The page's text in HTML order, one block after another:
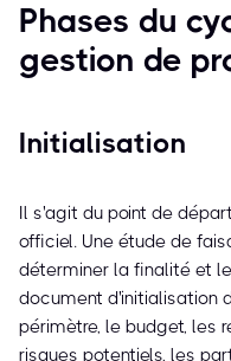
Phases du
gestion de
Initialisation
Il s'agit du point de
officiel. Une étude de
déterminer la finalité et
document d'initialisation
périmètre, le budget, les
risques potentiels, les